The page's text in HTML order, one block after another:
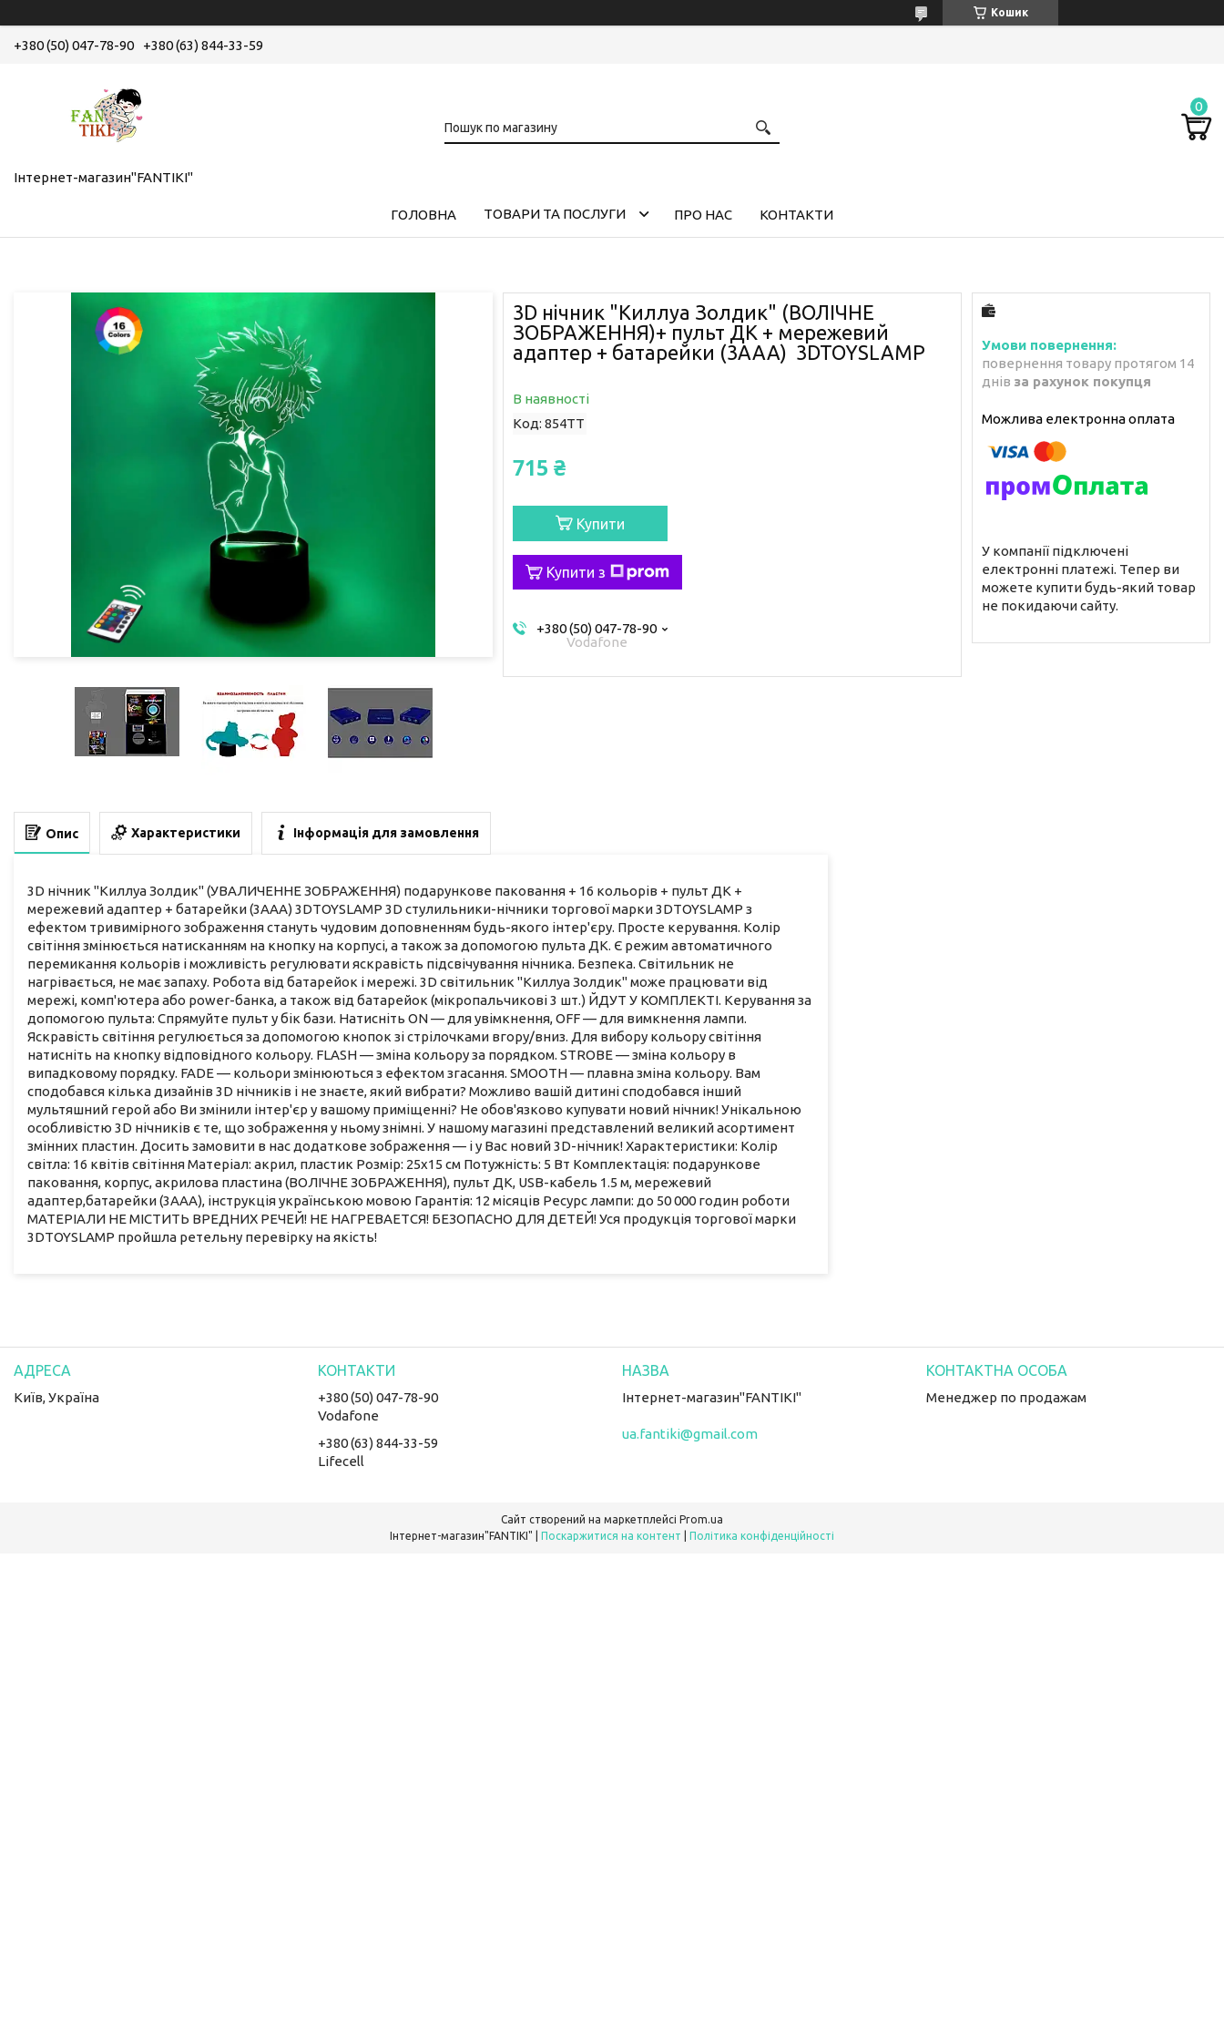
Кошик
+380 (50) 047-78-90 +380 (63) 844-33-59
Інтернет-магазин"FANTIKI"
ГОЛОВНА ТОВАРИ ТА ПОСЛУГИ ПРО НАС КОНТАКТИ
3D нічник "Киллуа Золдик" (ВОЛІЧНЕ
ЗОБРАЖЕННЯ)+ пульт ДК + мережевий
адаптер + батарейки (3ААА) 3DTOYSLAMP
В наявності
Код: 854ТТ
715 ₴
Купити
Купити з
+380 (50) 047-78-90
Vodafone
повернення товару протягом 14
днів за рахунок покупця
У компанії підключені
електронні платежі. Тепер ви
можете купити будь-який товар
не покидаючи сайту.
Опис Характеристики Інформація для замовлення
3D нічник "Киллуа Золдик" (УВАЛИЧЕННЕ ЗОБРАЖЕННЯ) подарункове паковання + 16 кольорів + пульт ДК +
мережевий адаптер + батарейки (3ААА) 3DTOYSLAMP 3D стулильники-нічники торгової марки 3DTOYSLAMP з
ефектом тривимірного зображення стануть чудовим доповненням будь-якого інтер'єру. Просте керування. Колір
світіння змінюється натисканням на кнопку на корпусі, а також за допомогою пульта ДК. Є режим автоматичного
перемикання кольорів і можливість регулювати яскравість підсвічування нічника. Безпека. Світильник не
нагрівається, не має запаху. Робота від батарейок і мережі. 3D світильник "Киллуа Золдик" може працювати від
мережі, комп'ютера або power-банка, а також від батарейок (мікропальчикові 3 шт.) ЙДУТ У КОМПЛЕКТІ. Керування за
допомогою пульта: Спрямуйте пульт у бік бази. Натисніть ON — для увімкнення, OFF — для вимкнення лампи.
Яскравість світіння регулюється за допомогою кнопок зі стрілочками вгору/вниз. Для вибору кольору світіння
натисніть на кнопку відповідного кольору. FLASH — зміна кольору за порядком. STROBE — зміна кольору в
випадковому порядку. FADE — кольори змінюються з ефектом згасання. SMOOTH — плавна зміна кольору. Вам
сподобався кілька дизайнів 3D нічників і не знаєте, який вибрати? Можливо вашій дитині сподобався інший
мультяшний герой або Ви змінили інтер'єр у вашому приміщенні? Не обов'язково купувати новий нічник! Унікальною
особливістю 3D нічників є те, що зображення у ньому знімні. У нашому магазині представлений великий асортимент
змінних пластин. Досить замовити в нас додаткове зображення — і у Вас новий 3D-нічник! Характеристики: Колір
світла: 16 квітів світіння Матеріал: акрил, пластик Розмір: 25х15 см Потужність: 5 Вт Комплектація: подарункове
паковання, корпус, акрилова пластина (ВОЛІЧНЕ ЗОБРАЖЕННЯ), пульт ДК, USB-кабель 1.5 м, мережевий
адаптер,батарейки (3ААА), інструкція українською мовою Гарантія: 12 місяців Ресурс лампи: до 50 000 годин роботи
МАТЕРІАЛИ НЕ МІСТИТЬ ВРЕДНИХ РЕЧЕЙ! НЕ НАГРЕВАЕТСЯ! БЕЗОПАСНО ДЛЯ ДЕТЕЙ! Уся продукція торгової марки
3DTOYSLAMP пройшла ретельну перевірку на якість!
Київ, Україна
+380 (50) 047-78-90
Vodafone
+380 (63) 844-33-59
Lifecell
Інтернет-магазин"FANTIKI"
ua.fantiki@gmail.com
Менеджер по продажам
Сайт створений на маркетплейсі Prom.ua
Поскаржитися на контент Політика конфіденційності